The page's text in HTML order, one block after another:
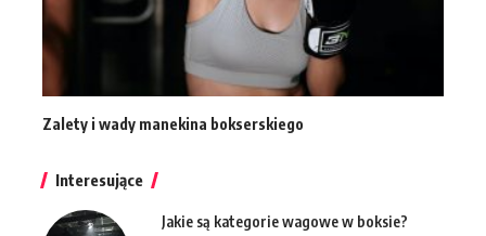
Zalety i wady manekina bokserskiego
Interesujące
Jakie są kategorie wagowe w boksie?